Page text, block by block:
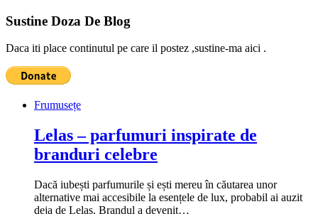
Sustine Doza De Blog
Daca iti place continutul pe care il postez ,sustine-ma aici .
Frumusețe
Lelas – parfumuri inspirate de
branduri celebre
Dacă iubești parfumurile și ești mereu în căutarea unor
alternative mai accesibile la esențele de lux, probabil ai auzit
deja de Lelas. Brandul a devenit…